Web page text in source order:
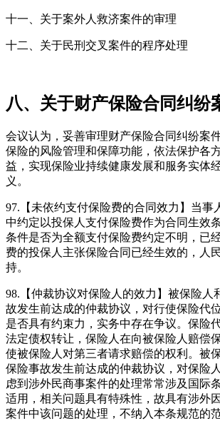
十一、关于案外人救济案件的审理
十二、关于民刑交叉案件的程序处理
八、关于财产保险合同纠纷
会议认为，妥善审理财产保险合同纠纷案
保险的风险管理和保障功能，依法保护各
益，实现保险业持续健康发展和服务实体
义。
97.【未依约支付保险费的合同效力】当事
中约定以投保人支付保险费作为合同生效
条件是否为全额支付保险费约定不明，已
费的投保人主张保险合同已经生效的，人
持。
98.【仲裁协议对保险人的效力】被保险人
故发生前达成的仲裁协议，对行使保险代
是否具有约束力，实务中存在争议。保险
法定债权转让，保险人在向被保险人赔偿
使被保险人对第三者请求赔偿的权利。被
保险事故发生前达成的仲裁协议，对保险
虑到涉外民商事案件的处理常常涉及国际
适用，相关问题具有特殊性，故具有涉外
案件中该问题的处理，不纳入本条规范的范